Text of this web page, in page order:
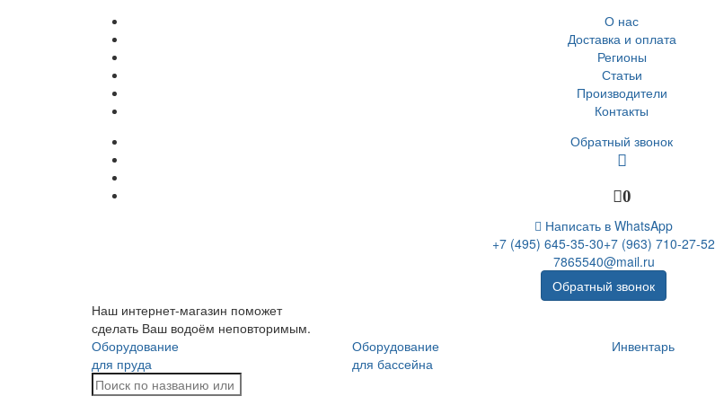
О нас
Доставка и оплата
Регионы
Статьи
Производители
Контакты
Обратный звонок
0
Написать в WhatsApp
+7 (495) 645-35-30+7 (963) 710-27-52
7865540@mail.ru
Обратный звонок
Наш интернет-магазин поможет
сделать Ваш водоём неповторимым.
Оборудование
для пруда
Оборудование
для бассейна
Инвентарь